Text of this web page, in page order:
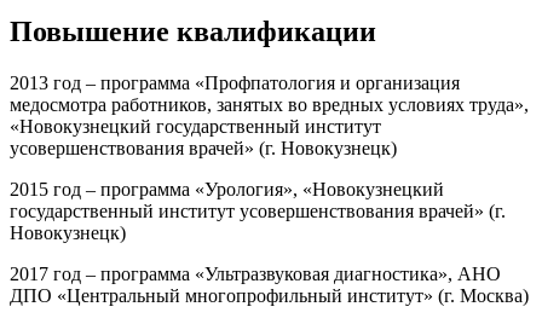
Повышение квалификации
2013 год – программа «Профпатология и организация
медосмотра работников, занятых во вредных условиях труда»,
«Новокузнецкий государственный институт
усовершенствования врачей» (г. Новокузнецк)
2015 год – программа «Урология», «Новокузнецкий
государственный институт усовершенствования врачей» (г.
Новокузнецк)
2017 год – программа «Ультразвуковая диагностика», АНО
ДПО «Центральный многопрофильный институт» (г. Москва)